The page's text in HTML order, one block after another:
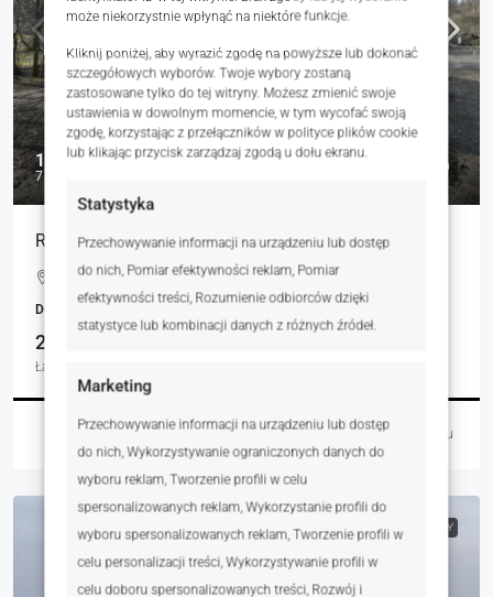
może niekorzystnie wpłynąć na niektóre funkcje.
Kliknij poniżej, aby wyrazić zgodę na powyższe lub dokonać
szczegółowych wyborów. Twoje wybory zostaną
zastosowane tylko do tej witryny. Możesz zmienić swoje
ustawienia w dowolnym momencie, w tym wycofać swoją
zgodę, korzystając z przełączników w polityce plików cookie
lub klikając przycisk zarządzaj zgodą u dołu ekranu.
Statystyka
Przechowywanie informacji na urządzeniu lub dostęp
do nich, Pomiar efektywności reklam, Pomiar
efektywności treści, Rozumienie odbiorców dzięki
statystyce lub kombinacji danych z różnych źródeł.
Marketing
Przechowywanie informacji na urządzeniu lub dostęp
do nich, Wykorzystywanie ograniczonych danych do
wyboru reklam, Tworzenie profili w celu
spersonalizowanych reklam, Wykorzystanie profili do
wyboru spersonalizowanych reklam, Tworzenie profili w
celu personalizacji treści, Wykorzystywanie profili w
celu doboru spersonalizowanych treści, Rozwój i
1 349 000 zł
7 092 zł
Rodzinny dom z dużą działką i blisko natury
Żernica, Polska
DOMY, NIERUCHOMOŚCI MIESZKANIOWE
2
Łazienki
Łukasz Czaja 2 dni temu
NA SPRZEDAŻ RYNEK WTÓRNY